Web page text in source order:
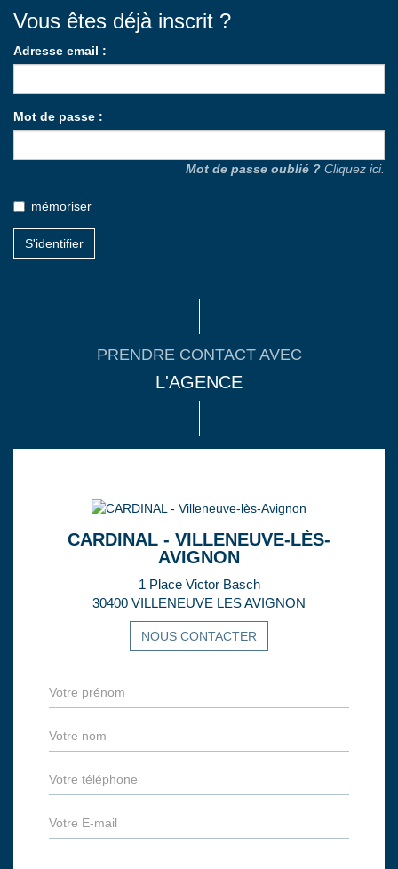
Vous êtes déjà inscrit ?
Adresse email :
Mot de passe :
Mot de passe oublié ? Cliquez ici.
mémoriser
S'identifier
PRENDRE CONTACT AVEC
L'AGENCE
CARDINAL - VILLENEUVE-LÈS-
AVIGNON
1 Place Victor Basch
30400 VILLENEUVE LES AVIGNON
NOUS CONTACTER